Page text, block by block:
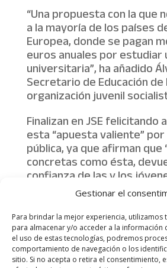
Gestionar el
Para brindar la mejor experiencia, utilizamos
para almacenar y/o acceder a la información
el uso de estas tecnologías, podremos
comportamiento de navegación o los
sitio. Si no acepta o retira el consentimiento,
“Una propuesta con la que
a la mayoría de los países
Europea, donde se pagan
euros anuales por estudiar
universitaria”, ha añadido
Secretario de Educación de
organización juvenil
Finalizan en JSE felicitando
esta “apuesta valiente”
pública, ya que afirman
concretas como ésta,
confianza de las y los
instituciones y en la
se habían perdido.